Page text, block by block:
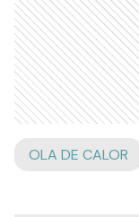
OLA DE CALOR